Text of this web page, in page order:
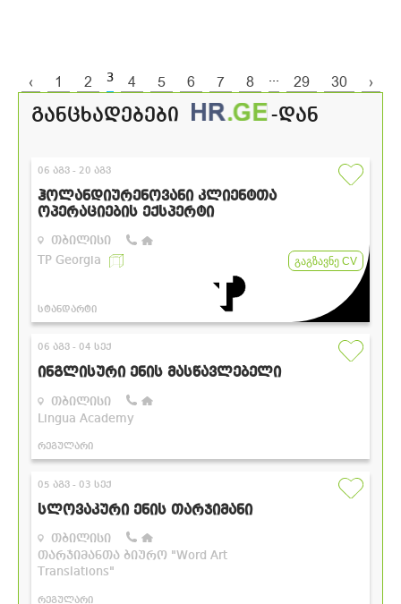
‹ 1 2 3 4 5 6 7 8 ... 29 30 ›